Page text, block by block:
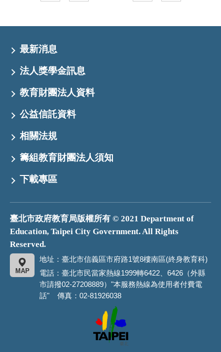
最新消息
法人獎學金訊息
教育財團法人資料
公益信託資料
相關法規
籌組教育財團法人須知
下載專區
臺北市政府教育局版權所有 © 2021 Department of
Education, Taipei City Government. All Rights
Reserved.
地址：臺北市信義區市府路1號8樓南區(終身教育科)
MAP
電話：臺北市民當家熱線1999轉6422、6426（外縣
市請撥02-27208889）"本服務熱線為使用者付費電
話" 傳真：02-81926038
市
政